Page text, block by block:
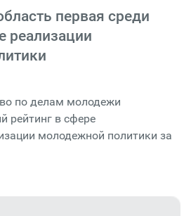
первая среди
реализации
по делам молодежи
рейтинг в сфере
молодежной политики за